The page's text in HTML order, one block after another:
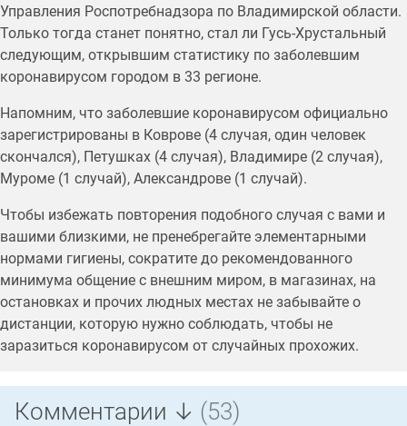
Управления Роспотребнадзора по Владимирской области.
Только тогда станет понятно, стал ли Гусь-Хрустальный
следующим, открывшим статистику по заболевшим
коронавирусом городом в 33 регионе.
Напомним, что заболевшие коронавирусом официально
зарегистрированы в Коврове (4 случая, один человек
скончался), Петушках (4 случая), Владимире (2 случая),
Муроме (1 случай), Александрове (1 случай).
Чтобы избежать повторения подобного случая с вами и
вашими близкими, не пренебрегайте элементарными
нормами гигиены, сократите до рекомендованного
минимума общение с внешним миром, в магазинах, на
остановках и прочих людных местах не забывайте о
дистанции, которую нужно соблюдать, чтобы не
заразиться коронавирусом от случайных прохожих.
Комментарии ↓ (53)